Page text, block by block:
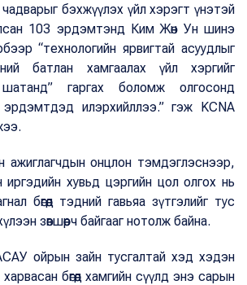
бэхжүүлэх үйл хэрэгт үнэтэй
103 эрдэмтэнд Ким Жөн Ун шинэ
“технологийн ярвигтай асуудлыг
батлан хамгаалах үйл хэргийг
гаргах боломж олгосонд
эрдэмтдэд илэрхийллээ.” гэж KCNA
ажиглагчдын онцлон тэмдэглэснээр,
хувьд цэргийн цол олгох нь
бөгөөд тэдний гавьяа зүтгэлийг тус
зөвшөөрч байгааг нотолж байна.
ойрын зайн тусгалтай хэд хэдэн
бөгөөд хамгийн сүүлд энэ сарын